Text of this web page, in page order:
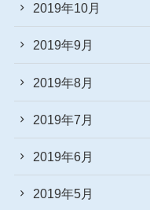
2019年10月
2019年9月
2019年8月
2019年7月
2019年6月
2019年5月